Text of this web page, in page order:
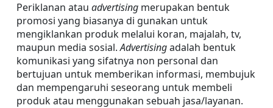
Periklanan atau advertising merupakan bentuk
promosi yang biasanya di gunakan untuk
mengiklankan produk melalui koran, majalah, tv,
maupun media sosial. Advertising adalah bentuk
komunikasi yang sifatnya non personal dan
bertujuan untuk memberikan informasi, membujuk
dan mempengaruhi seseorang untuk membeli
produk atau menggunakan sebuah jasa/layanan.